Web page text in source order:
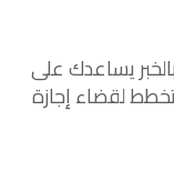
يساعدك على
لقضاء إجازة